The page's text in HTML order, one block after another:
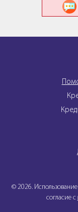
© 2026. Использование
согласие с